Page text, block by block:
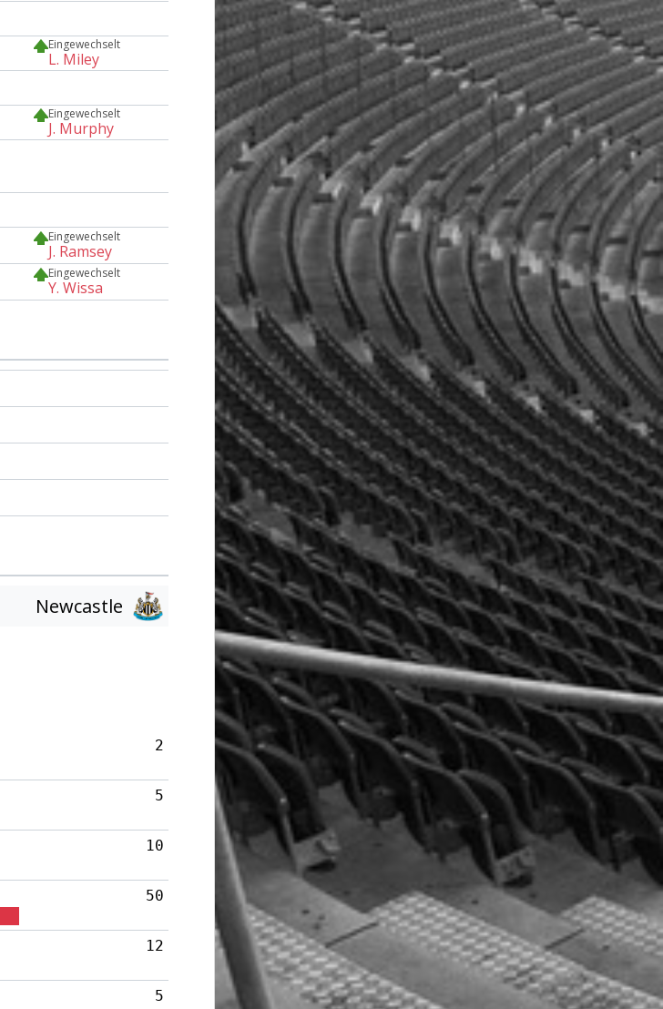
Eingewechselt
L. Miley
Eingewechselt
J. Murphy
Eingewechselt
J. Ramsey
Eingewechselt
Y. Wissa
Newcastle
2
5
10
50
12
5